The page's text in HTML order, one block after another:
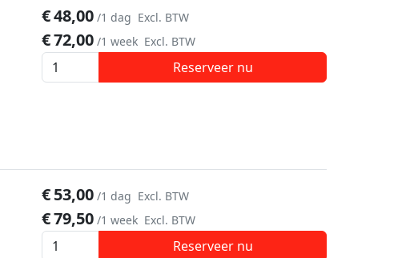
€48,00 /1 dag Excl. BTW
€72,00 /1 week Excl. BTW
Reserveer nu
€53,00 /1 dag Excl. BTW
€79,50 /1 week Excl. BTW
Reserveer nu